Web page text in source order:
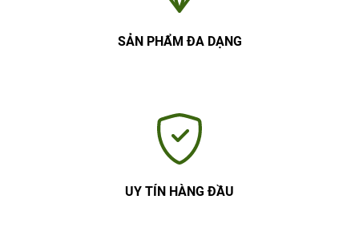
SẢN PHẨM ĐA DẠNG
UY TÍN HÀNG ĐẦU